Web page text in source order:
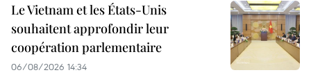
Le Vietnam et les États-Unis
souhaitent approfondir leur
coopération parlementaire
06/08/2026 14:34